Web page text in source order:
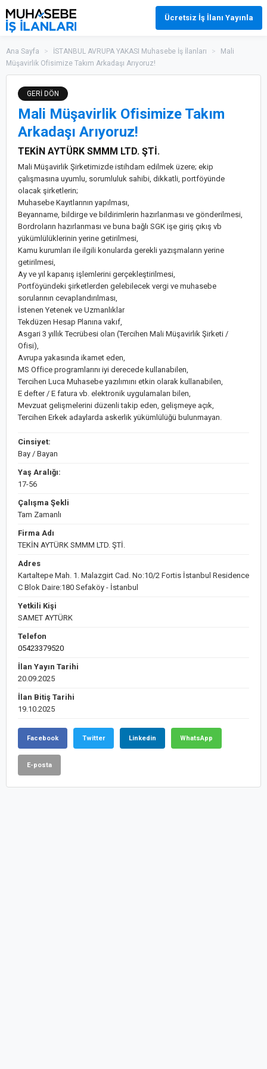
Ücretsiz İş İlanı Yayınla
Ana Sayfa > İSTANBUL AVRUPA YAKASI Muhasebe İş İlanları >
Mali
Müşavirlik Ofisimize Takım Arkadaşı Arıyoruz!
GERİ DÖN
Mali Müşavirlik Ofisimize Takım
Arkadaşı Arıyoruz!
TEKİN AYTÜRK SMMM LTD. ŞTİ.
Mali Müşavirlik Şirketimizde istihdam edilmek üzere; ekip
çalışmasına uyumlu, sorumluluk sahibi, dikkatli, portföyünde
olacak şirketlerin;
Muhasebe Kayıtlarının yapılması,
Beyanname, bildirge ve bildirimlerin hazırlanması ve gönderilmesi,
Bordroların hazırlanması ve buna bağlı SGK işe giriş çıkış vb
yükümlülüklerinin yerine getirilmesi,
Kamu kurumları ile ilgili konularda gerekli yazışmaların yerine
getirilmesi,
Ay ve yıl kapanış işlemlerini gerçekleştirilmesi,
Portföyündeki şirketlerden gelebilecek vergi ve muhasebe
sorularının cevaplandırılması,
İstenen Yetenek ve Uzmanlıklar
Tekdüzen Hesap Planına vakıf,
Asgari 3 yıllık Tecrübesi olan (Tercihen Mali Müşavirlik Şirketi /
Ofisi),
Avrupa yakasında ikamet eden,
MS Office programlarını iyi derecede kullanabilen,
Tercihen Luca Muhasebe yazılımını etkin olarak kullanabilen,
E defter / E fatura vb. elektronik uygulamaları bilen,
Mevzuat gelişmelerini düzenli takip eden, gelişmeye açık,
Tercihen Erkek adaylarda askerlik yükümlülüğü bulunmayan.
Cinsiyet:
Bay / Bayan
Yaş Aralığı:
17-56
Çalışma Şekli
Tam Zamanlı
Firma Adı
TEKİN AYTÜRK SMMM LTD. ŞTİ.
Adres
Kartaltepe Mah. 1. Malazgirt Cad. No:10/2 Fortis İstanbul Residence
C Blok Daire:180 Sefaköy - İstanbul
Yetkili Kişi
SAMET AYTÜRK
Telefon
05423379520
İlan Yayın Tarihi
20.09.2025
İlan Bitiş Tarihi
19.10.2025
Facebook Twitter Linkedin WhatsApp
E-posta